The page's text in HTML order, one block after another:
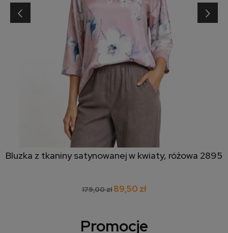
Bluzka z tkaniny satynowanej w kwiaty, różowa 2895
179,00 zł 89,50 zł
‹ ›
Promocje